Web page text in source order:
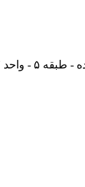
۵ - واحد ۷